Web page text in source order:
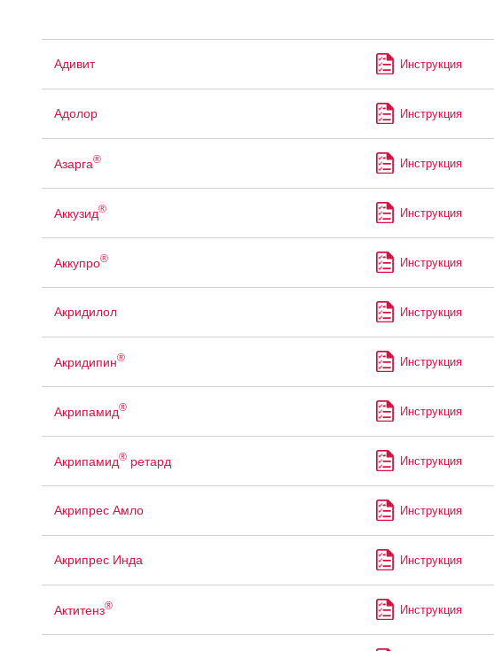
Адивит Инструкция
Адолор Инструкция
Азарга® Инструкция
Аккузид® Инструкция
Аккупро® Инструкция
Акридилол Инструкция
Акридипин® Инструкция
Акрипамид® Инструкция
Акрипамид®ретард Инструкция
Акрипрес Амло Инструкция
Акрипрес Инда Инструкция
Актитенз® Инструкция